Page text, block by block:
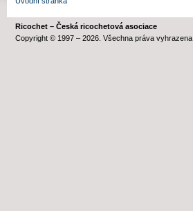
Ricochet – Česká ricochetová asociace
Copyright © 1997 – 2026. Všechna práva vyhrazena.